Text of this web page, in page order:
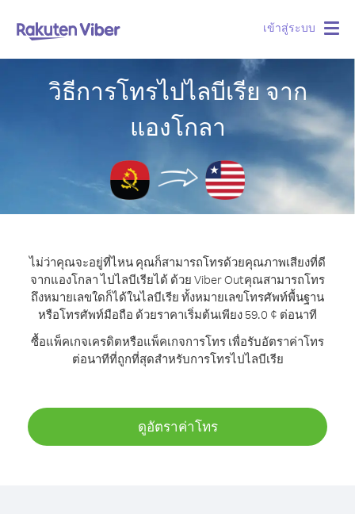
เข้าสู่ระบบ
วิธีการโทรไปไลบีเรีย จาก
แองโกลา
ไม่ว่าคุณจะอยู่ที่ไหน คุณก็สามารถโทรด้วยคุณภาพเสียงที่ดี
จากแองโกลา ไปไลบีเรียได้ ด้วย Viber Outคุณสามารถโทร
ถึงหมายเลขใดก็ได้ในไลบีเรีย ทั้งหมายเลขโทรศัพท์พื้นฐาน
หรือโทรศัพท์มือถือ ด้วยราคาเริ่มต้นเพียง 59.0 ¢ ต่อนาที
ซื้อแพ็คเกจเครดิตหรือแพ็คเกจการโทร เพื่อรับอัตราค่าโทร
ต่อนาทีที่ถูกที่สุดสำหรับการโทรไปไลบีเรีย
ดูอัตราค่าโทร